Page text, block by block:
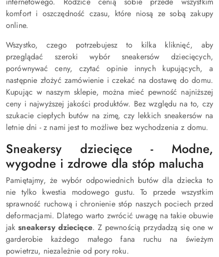
komfort i oszczędność czasu, które niosą ze sobą zakupy
online.
Wszystko, czego potrzebujesz to kilka kliknięć, aby
przeglądać szeroki wybór sneakersów dziecięcych,
porównywać ceny, czytać opinie innych kupujących, a
następnie złożyć zamówienie i czekać na dostawę do domu.
Kupując w naszym sklepie, można mieć pewność najniższej
ceny i najwyższej jakości produktów. Bez względu na to, czy
szukacie ciepłych butów na zimę, czy lekkich sneakersów na
letnie dni - z nami jest to możliwe bez wychodzenia z domu.
Sneakersy dziecięce - Modne,
wygodne i zdrowe dla stóp malucha
Pamiętajmy, że wybór odpowiednich butów dla dziecka to
nie tylko kwestia modowego gustu. To przede wszystkim
sprawność ruchową i chronienie stóp naszych pociech przed
deformacjami. Dlatego warto zwrócić uwagę na takie obuwie
jaksneakersy dziecięce. Z pewnością przydadzą się one w
garderobie każdego małego fana ruchu na świeżym
powietrzu, niezależnie od pory roku.